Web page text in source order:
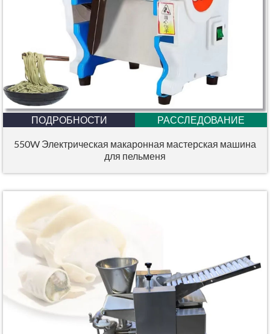
ПОДРОБНОСТИ РАССЛЕДОВАНИЕ
550W Электрическая макаронная мастерская машина
для пельменя